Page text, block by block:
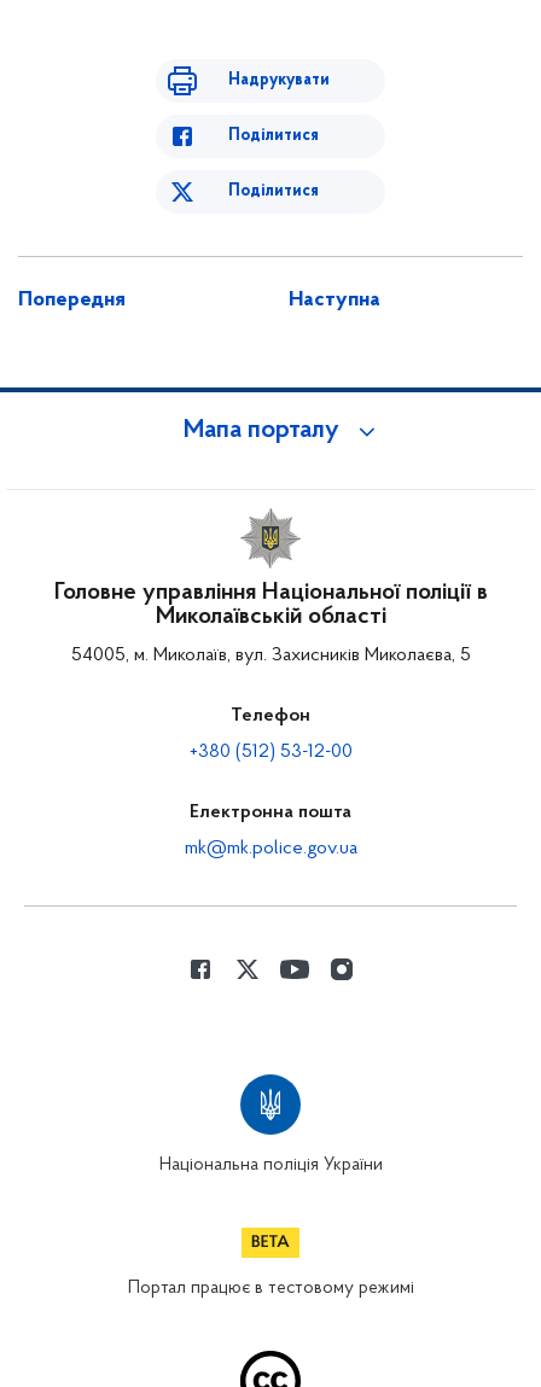
Надрукувати
Поділитися
Поділитися
Попередня Наступна
Мапа порталу
Головне управління Національної поліції в
Миколаївській області
54005, м. Миколаїв, вул. Захисників Миколаєва, 5
Телефон
+380 (512) 53-12-00
Електронна пошта
mk@mk.police.gov.ua
Національна поліція України
Портал працює в тестовому режимі